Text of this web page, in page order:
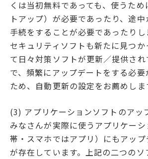
くは当初無料であっても、使うため
トアップ）が必要であったり、途
手続をすることが必要であったり
セキュリティソフトも新たに見つか
て日々対策ソフトが更新／提供さ
で、頻繁にアップデートをする必要
ため、自動更新の設定をお薦めしま
(3) アプリケーションソフトのアッ
みなさんが実際に使うアプリケー
帯・スマホではアプリ）にもアッ
が存在しています。上記の二つのソ